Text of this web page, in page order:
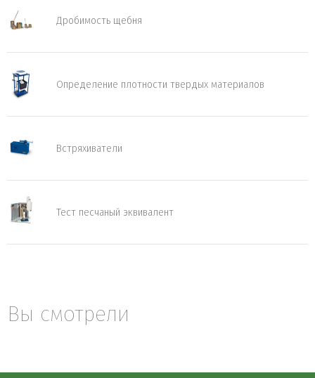
Дробимость щебня
Определение плотности твердых материалов
Встряхиватели
Тест песчаный эквивалент
Вы смотрели